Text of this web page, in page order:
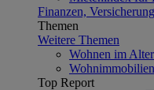
Finanzen,
Themen
Weitere Themen
Wohnen im
Top Report